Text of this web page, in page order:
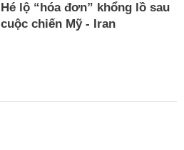
Hé lộ “hóa đơn” khổng lồ sau
cuộc chiến Mỹ - Iran